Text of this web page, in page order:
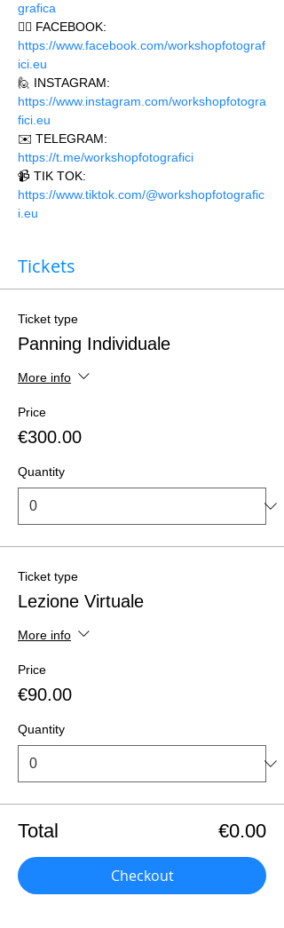
grafica
🙋‍♂️ FACEBOOK:
https://www.facebook.com/workshopfotograf
ici.eu
🙋 INSTAGRAM:
https://www.instagram.com/workshopfotogra
fici.eu
✉️ TELEGRAM:
https://t.me/workshopfotografici
📹 TIK TOK:
https://www.tiktok.com/@workshopfotografic
i.eu
Tickets
Ticket type
Panning Individuale
More info
Price
€300.00
Quantity
Ticket type
Lezione Virtuale
More info
Price
€90.00
Quantity
Total €0.00
Checkout